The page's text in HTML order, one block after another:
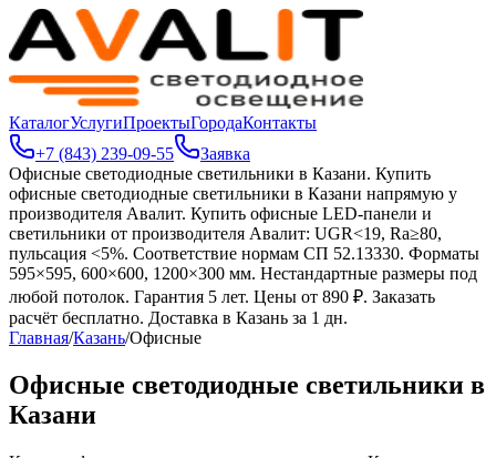
КаталогУслугиПроектыГородаКонтакты
+7 (843) 239-09-55
Заявка
Офисные светодиодные светильники в Казани. Купить
офисные светодиодные светильники в Казани напрямую у
производителя Авалит. Купить офисные LED-панели и
светильники от производителя Авалит: UGR<19, Ra≥80,
пульсация <5%. Соответствие нормам СП 52.13330. Форматы
595×595, 600×600, 1200×300 мм. Нестандартные размеры под
любой потолок. Гарантия 5 лет. Цены от 890 ₽. Заказать
расчёт бесплатно. Доставка в Казань за 1 дн.
Главная/Казань/Офисные
Офисные светодиодные светильники в
Казани